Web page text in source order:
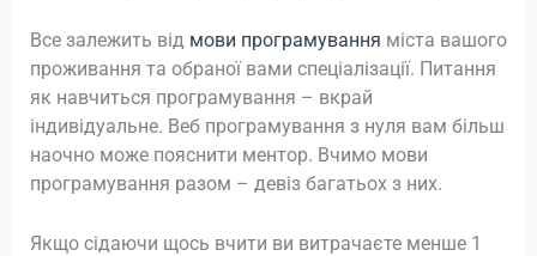
Все залежить від мови програмування міста вашого
проживання та обраної вами спеціалізації. Питання
як навчиться програмування – вкрай
індивідуальне. Веб програмування з нуля вам більш
наочно може пояснити ментор. Вчимо мови
програмування разом – девіз багатьох з них.
Якщо сідаючи щось вчити ви витрачаєте менше 1